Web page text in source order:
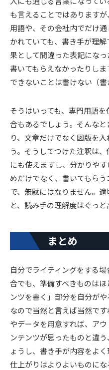
も言えることではあります
用語や、その会社内でだけ
かれていても、書き手が理
果として間違った表記にな
書いてもらえなかったりし
できないことは書けない（書
そうはいっても、専門用語
合もあるでしょう。そんな
り、文章だけでなく図版を
う。そうしてつけた注釈は
にも使えますし、分かりや
めだけでなく、書いてもら
で、無駄にはなりません。
と、読み手の理解度はぐっと
まとめ
自分でライティングをする
合でも、準備すべきものは
ンツを書く」部分を自分が
なので当然と言えば当然で
やデータを用意すれば、ア
ンテンツが思ったものと違
ょうし、書き手が内容をよ
仕上がりはよりよいものにな